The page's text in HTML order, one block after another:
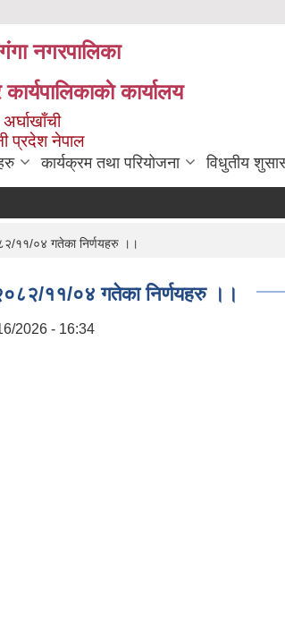
नगरपालिका
कार्यालय
प्रदेश नेपाल
कार्यक्रम तथा परियोजना विधुतीय
११/०४ गतेका निर्णयहरु ।।
२०८२/११/०४ गतेका निर्णयहरु ।।
2026 - 16:34